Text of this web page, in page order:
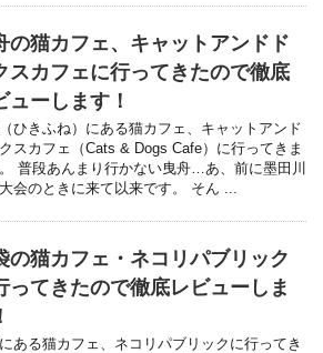
の猫カフェ、キャットアンドド
スカフェに行ってきたので徹底
ューします！
ひきふね）にある猫カフェ、キャットアンド
スカフェ（Cats & Dogs Cafe）に行ってきま
普段あんまり行かない曳舟…あ、前に墨田川
会のときに来て以来です。 そん ...
の猫カフェ・ネコリパブリック
ってきたので徹底レビューしま
ある猫カフェ、ネコリパブリックに行ってき